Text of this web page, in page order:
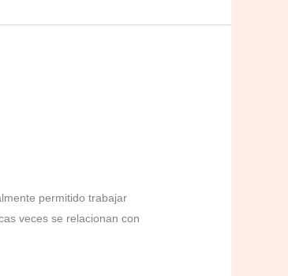
permitido trabajar
veces se relacionan con